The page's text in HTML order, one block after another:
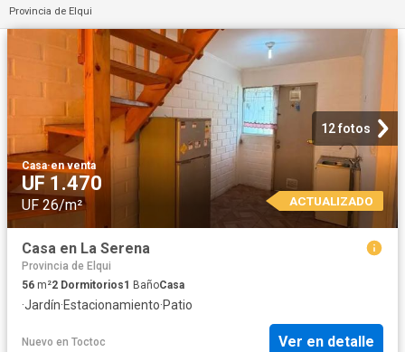
Provincia de Elqui
12 fotos
Casa·en venta
UF 1.470
UF 26/m² ACTUALIZADO
Casa en La Serena
Provincia de Elqui
56 m²2 Dormitorios1 BañoCasa
·Jardín·Estacionamiento·Patio
Nuevo en Toctoc Ver en detalle